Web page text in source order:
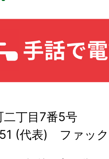
二丁目7番5号
(代表) ファッ